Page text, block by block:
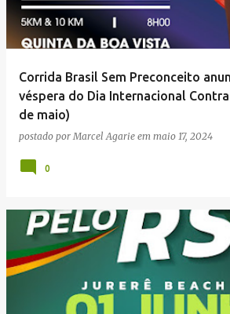
Corrida Brasil Sem Preconceito
véspera do Dia Internacional
de maio)
postado porMarcel Agarie em maio 17, 2024
0